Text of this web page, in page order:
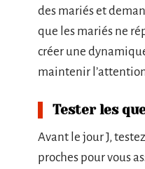
des mariés et
que les mariés ne
créer une
maintenir
Tester les
Avant le jour J,
proches pour vous